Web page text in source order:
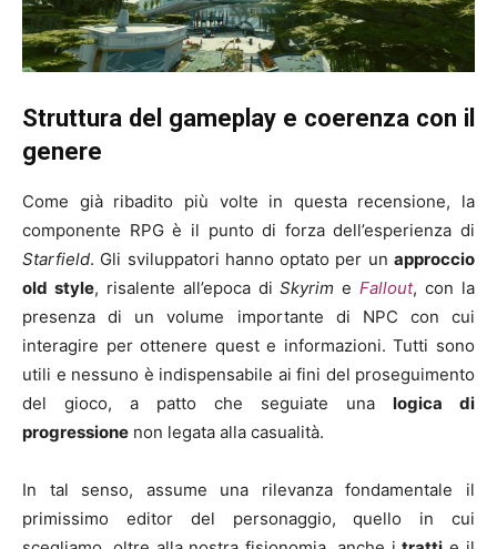
Struttura del gameplay e coerenza con il
genere
Come già ribadito più volte in questa recensione, la
componente RPG è il punto di forza dell’esperienza di
Starfield. Gli sviluppatori hanno optato per un approccio
old style, risalente all’epoca diSkyrim eFallout, con la
presenza di un volume importante di NPC con cui
interagire per ottenere quest e informazioni. Tutti sono
utili e nessuno è indispensabile ai fini del proseguimento
del gioco, a patto che seguiate una logica di
progressione non legata alla casualità.
In tal senso, assume una rilevanza fondamentale il
primissimo editor del personaggio, quello in cui